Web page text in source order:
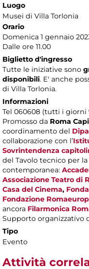
Luogo
Musei di Villa Torlonia
Orario
Domenica 1 gennaio
Dalle ore 11.00
Biglietto d'ingresso
Tutte le iniziative sono
disponibili. E' anche
di Villa Torlonia.
Informazioni
Tel 060608 (tutti i giorni
Promosso da Roma
coordinamento del
collaborazione con l’
Sovrintendenza
del Tavolo tecnico per
contemporanea:
Associazione Teatro di
Casa del Cinema,
Fondazione
ancora Filarmonica
Supporto organizzativo
Tipo
Evento
Attività